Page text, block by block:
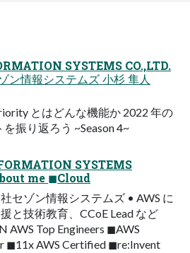
SYSTEMS CO.,LTD.
ン情報システムズ 小杉 隼人
とはどんな機能か 2022 年の
振り返ろう ~Season 4~
SYSTEMS
me ◼Cloud
セゾン情報システムズ • AWS に
と技術教育、CCoE Lead など
AWS Top Engineers ◼AWS
◼11x AWS Certified ◼re:Invent